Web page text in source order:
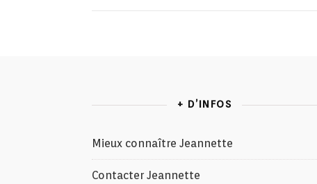
+ D’INFOS
Mieux connaître Jeannette
Contacter Jeannette